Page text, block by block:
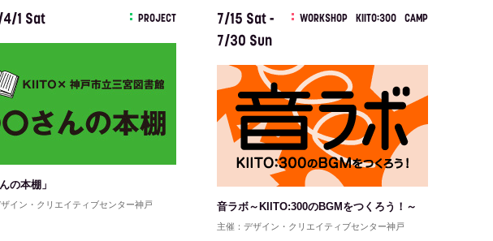
1 Sat PROJECT
の本棚」
イン・クリエイティブセンター神戸
7/15 Sat -
7/30 Sun
WORKSHOP KIITO:300 CAMP
音ラボ～KIITO:300のBGMをつくろう！～
主催：デザイン・クリエイティブセンター神戸